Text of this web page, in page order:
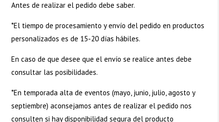
Antes de realizar el pedido debe saber.
*El tiempo de procesamiento y envío del pedido en productos
personalizados es de 15-20 días hábiles.
En caso de que desee que el envío se realice antes debe
consultar las posibilidades.
*En temporada alta de eventos (mayo, junio, julio, agosto y
septiembre) aconsejamos antes de realizar el pedido nos
consulten si hay disponibilidad segura del producto